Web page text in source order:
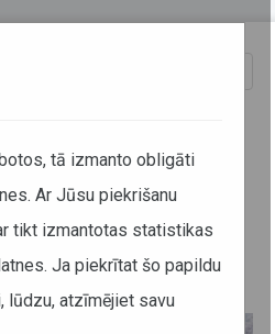
sabiedriskajā
līdz
tā izmanto obligāti
Ar Jūsu piekrišanu
tikt izmantotas statistikas
Ja piekrītat šo papildu
lūdzu, atzīmējiet savu